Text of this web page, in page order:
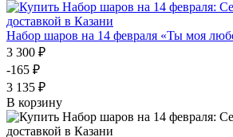
Набор шаров на 14 февраля «Ты моя
3 300 ₽
-165 ₽
3 135 ₽
В корзину